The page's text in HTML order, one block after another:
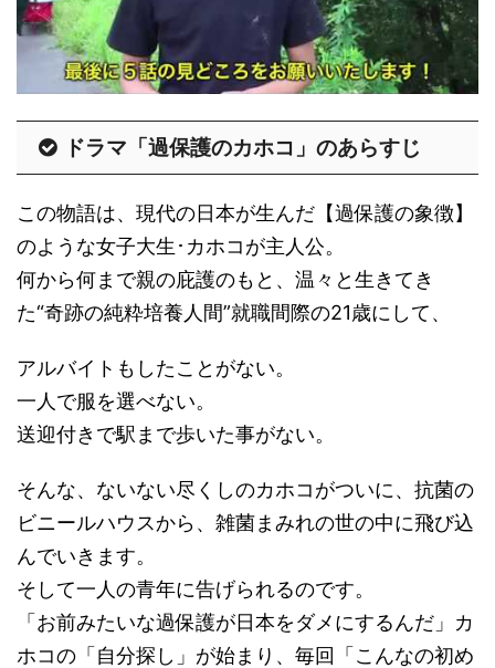
ドラマ「過保護のカホコ」のあらすじ
この物語は、現代の日本が生んだ【過保護の象徴】
のような女子大生･カホコが主人公。
何から何まで親の庇護のもと、温々と生きてき
た“奇跡の純粋培養人間”就職間際の21歳にして、
アルバイトもしたことがない。
一人で服を選べない。
送迎付きで駅まで歩いた事がない。
そんな、ないない尽くしのカホコがついに、抗菌の
ビニールハウスから、雑菌まみれの世の中に飛び込
んでいきます。
そして一人の青年に告げられるのです。
「お前みたいな過保護が日本をダメにするんだ」カ
ホコの「自分探し」が始まり、毎回「こんなの初め